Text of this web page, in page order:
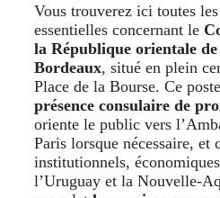
Vous trouverez ici toutes
essentielles concernant le
la République orientale
Bordeaux, situé en plein
Place de la Bourse. Ce
présence consulaire de
oriente le public vers
Paris lorsque nécessaire, et
institutionnels,
l’Uruguay et la Nouvelle-